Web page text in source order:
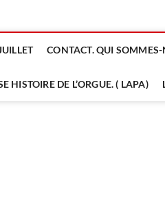
CONTACT. QUI SOMMES-
HISTOIRE DE L’ORGUE. ( LAPA)